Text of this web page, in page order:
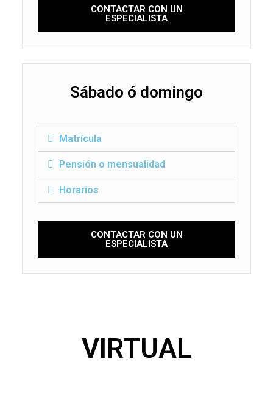
CONTACTAR CON UN
ESPECIALISTA
Sábado ó domingo
Matrícula
Pensión o mensualidad
Horarios
CONTACTAR CON UN
ESPECIALISTA
VIRTUAL